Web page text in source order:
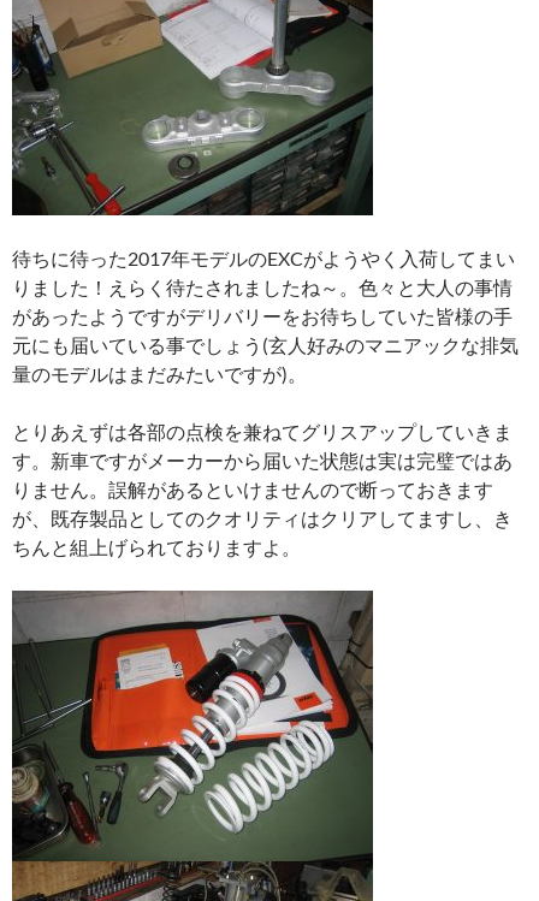
待ちに待った2017年モデルのEXCがようやく入荷してまい
りました！えらく待たされましたね～。色々と大人の事情
があったようですがデリバリーをお待ちしていた皆様の手
元にも届いている事でしょう(玄人好みのマニアックな排気
量のモデルはまだみたいですが)。
とりあえずは各部の点検を兼ねてグリスアップしていきま
す。新車ですがメーカーから届いた状態は実は完璧ではあ
りません。誤解があるといけませんので断っておきます
が、既存製品としてのクオリティはクリアしてますし、き
ちんと組上げられておりますよ。